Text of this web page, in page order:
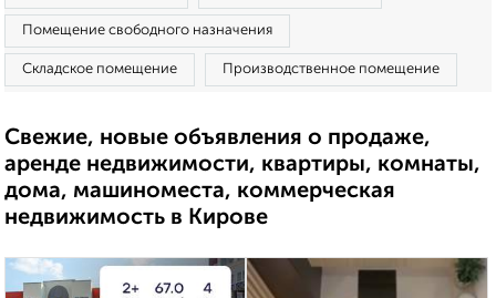
Помещение свободного назначения
Складское помещение Производственное помещение
Свежие, новые объявления о продаже,
аренде недвижимости, квартиры, комнаты,
дома, машиноместа, коммерческая
недвижимость в Кирове